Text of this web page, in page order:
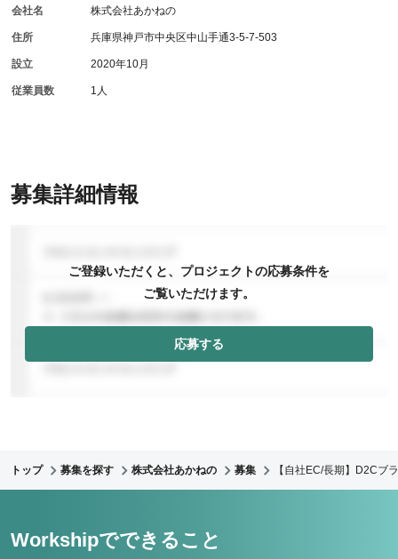
募集詳細情報
ご登録いただくと、プロジェクトの応募条件を
ご覧いただけます。
応募する
会社名 株式会社あかねの
住所 兵庫県神戸市中央区中山手通3-5-7-503
設立 2020年10月
従業員数 1人
トップ 募集を探す 株式会社あかねの 募集 【自社EC/長期】D2Cブ
Workshipでできること